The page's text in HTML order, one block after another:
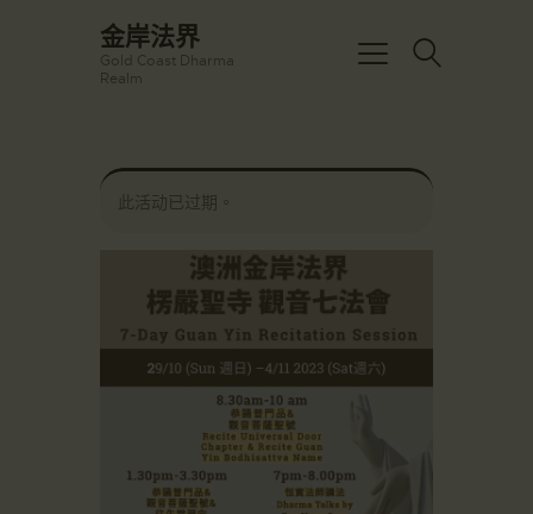
金岸法界
Gold Coast Dharma
Realm
主頁
講經說法
關於金岸
宣化上人
文章匯總
登录|LOGIN
此活动已过期。
☀️法宴：華嚴經入法界品第三十九 ☀️
🙏講者：上恆下實法師 (Rev. Heng
Sure)
每周日，下午12：30 - 14：00
09:30 - 11:00pm Every Sat
https://drba-
org.zoom.us/j/84914586289
👉Meeting ID 会议号：84914586289
🔔提醒:
一、請以【全名+所在地】方式加入會
議。